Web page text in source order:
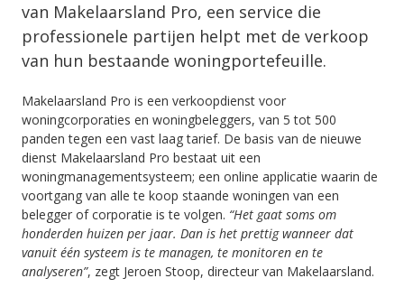
van Makelaarsland Pro, een service die
professionele partijen helpt met de verkoop
van hun bestaande woningportefeuille.
Makelaarsland Pro is een verkoopdienst voor
woningcorporaties en woningbeleggers, van 5 tot 500
panden tegen een vast laag tarief. De basis van de nieuwe
dienst Makelaarsland Pro bestaat uit een
woningmanagementsysteem; een online applicatie waarin de
voortgang van alle te koop staande woningen van een
belegger of corporatie is te volgen. “Het gaat soms om
honderden huizen per jaar. Dan is het prettig wanneer dat
vanuit één systeem is te managen, te monitoren en te
analyseren”, zegt Jeroen Stoop, directeur van Makelaarsland.